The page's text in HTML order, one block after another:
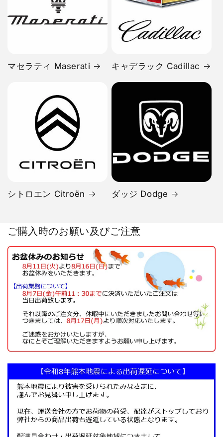
マセラティ Maserati キャデラック Cadillac
シトロエン Citroën ダッジ Dodge
ご購入時のお願い及びご注意